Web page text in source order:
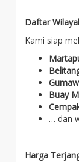
Daftar
Kami siap
Buay
… dan
Harga